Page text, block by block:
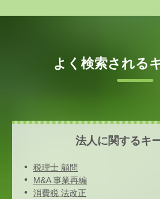
よく検索される
法人に関するキ
税理士 顧問
M&A 事業再編
消費税 法改正